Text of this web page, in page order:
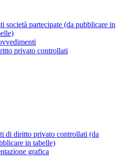
società partecipate (da pubblicare in
privato controllati
di diritto privato controllati (da
in tabelle)
grafica